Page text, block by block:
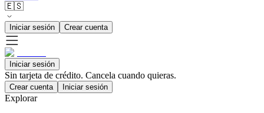
🇪🇸
Iniciar sesión Crear cuenta
Iniciar sesión
Sin tarjeta de crédito. Cancela cuando quieras.
Crear cuenta Iniciar sesión
Explorar